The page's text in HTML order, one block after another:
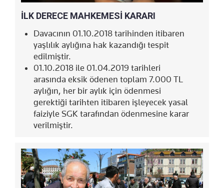
İLK DERECE MAHKEMESİ KARARI
Davacının 01.10.2018 tarihinden itibaren
yaşlılık aylığına hak kazandığı tespit
edilmiştir.
01.10.2018 ile 01.04.2019 tarihleri
arasında eksik ödenen toplam 7.000 TL
aylığın, her bir aylık için ödenmesi
gerektiği tarihten itibaren işleyecek yasal
faiziyle SGK tarafından ödenmesine karar
verilmiştir.